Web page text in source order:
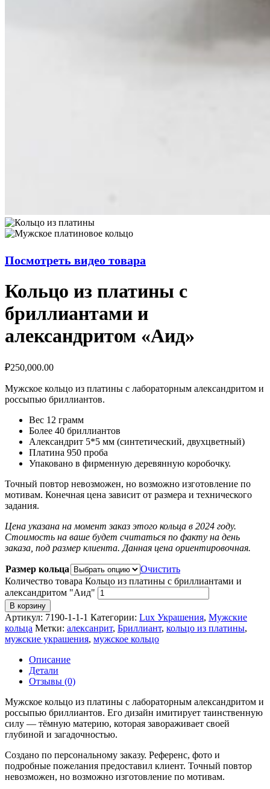
Посмотреть видео товара
Кольцо из платины с
бриллиантами и
александритом «Аид»
₽250,000.00
Мужское кольцо из платины с лабораторным александритом и
россыпью бриллиантов.
Вес 12 грамм
Более 40 бриллиантов
Александрит 5*5 мм (синтетический, двухцветный)
Платина 950 проба
Упаковано в фирменную деревянную коробочку.
Точный повтор невозможен, но возможно изготовление по
мотивам. Конечная цена зависит от размера и технического
задания.
Цена указана на момент заказ этого кольца в 2024 году.
Стоимость на ваше будет считаться по факту на день
заказа, под размер клиента. Данная цена ориентировочная.
Размер кольца
Очистить
Количество товара Кольцо из платины с бриллиантами и
александритом "Аид"
В корзину
Артикул: 7190-1-1-1 Категории: Lux Украшения, Мужские
кольца Метки: алексанрит, Бриллиант, кольцо из платины,
мужские украшения, мужское кольцо
Описание
Детали
Отзывы (0)
Мужское кольцо из платины с лабораторным александритом и
россыпью бриллиантов. Его дизайн имитирует таинственную
силу — тёмную материю, которая завораживает своей
глубиной и загадочностью.
Создано по персональному заказу. Референс, фото и
подробные пожелания предоставил клиент. Точный повтор
невозможен, но возможно изготовление по мотивам.